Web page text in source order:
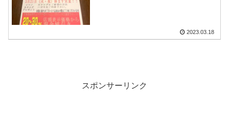
2023.03.18
スポンサーリンク